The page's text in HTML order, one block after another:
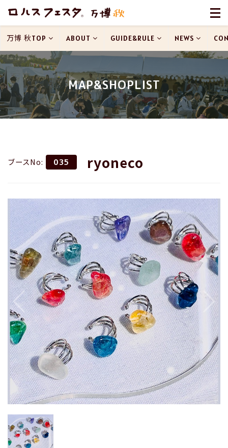
MAP&SHOPLIST
万博 秋TOP ABOUT GUIDE&RULE NEWS
ブースNo: 035 ryoneco